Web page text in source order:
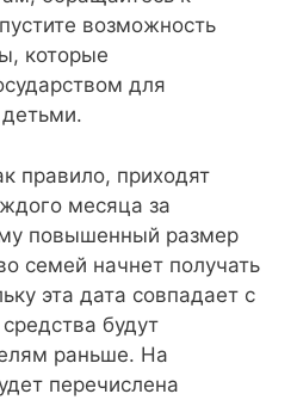
возможность
которые
для
правило, приходят
месяца за
повышенный размер
семей начнет получать
эта дата совпадает с
будут
раньше. На
перечислена